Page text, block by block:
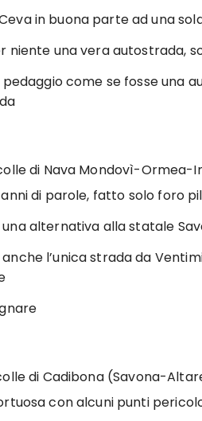
in buona parte ad una
niente una vera autostrada,
pedaggio come se fosse una
di Nava Mondovì-
di parole, fatto solo foro
alternativa alla statale
l’unica strada da
di Cadibona (Savona-
con alcuni punti